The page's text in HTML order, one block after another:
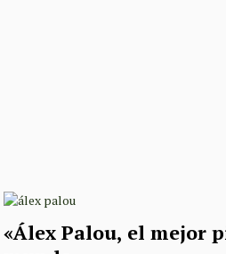
«Álex Palou, el mejor